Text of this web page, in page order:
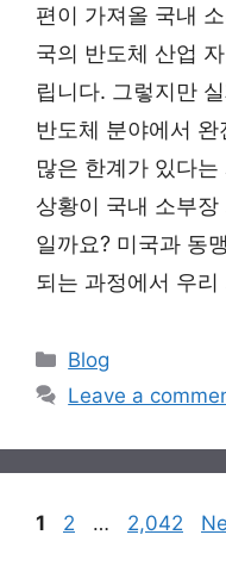
편이 가져올 국내
국의 반도체 산업
립니다. 그렇지만
반도체 분야에서
많은 한계가 있다
상황이 국내 소부
일까요? 미국과 동
되는 과정에서 우
Categories
Blog
Leave a
Page
1 Page
2 … Page
2,042